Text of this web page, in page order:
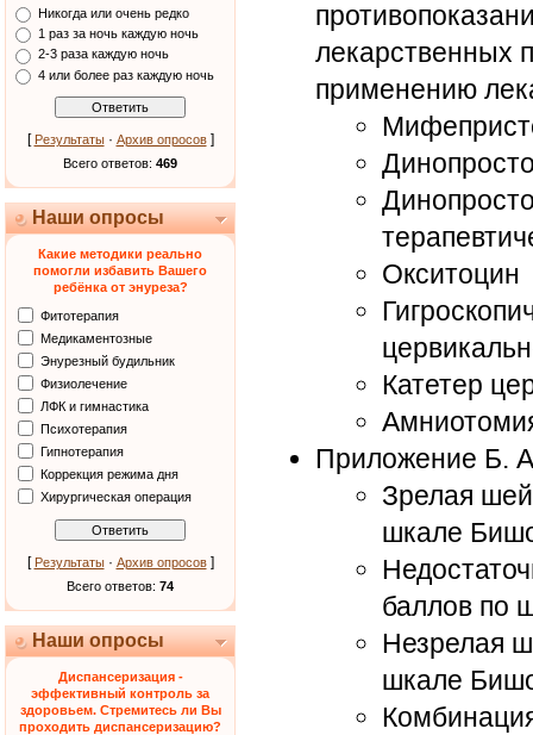
Никогда или очень редко
1 раз за ночь каждую ночь
2-3 раза каждую ночь
4 или более раз каждую ночь
[ Результаты· Архив опросов]
Всего ответов: 469
Наши опросы
Какие методики реально
помогли избавить Вашего
ребёнка от энуреза?
Фитотерапия
Медикаментозные
Энурезный будильник
Физиолечение
ЛФК и гимнастика
Психотерапия
Гипнотерапия
Коррекция режима дня
Хирургическая операция
[ Результаты· Архив опросов]
Всего ответов: 74
Наши опросы
Диспансеризация -
эффективный контроль за
здоровьем. Стремитесь ли Вы
проходить диспансеризацию?
лекарственных
применению
Окситоцин
Катетер
Приложение Б.
Зрелая
шкале
баллов по
Незрелая
шкале